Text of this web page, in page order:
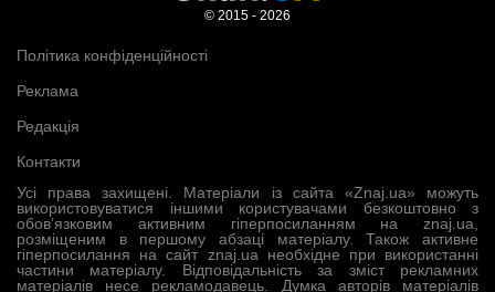
Усі права захищені. Матеріали із сайта «Znaj.ua» можуть
використовуватися іншими користувачами безкоштовно з
обов’язковим активним гіперпосиланням на znaj.ua,
розміщеним в першому абзаці матеріалу. Також активне
гіперпосилання на сайт znaj.ua необхідне при використанні
частини матеріалу. Відповідальність за зміст рекламних
матеріалів несе рекламодавець. Думка авторів матеріалів
Політика конфіденційності
Реклама
Редакція
Контакти
© 2015 - 2026